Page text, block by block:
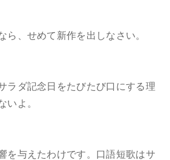
ら、せめて新作を出しなさい。
ラダ記念日をたびたび口にする理
いよ。
を与えたわけです。口語短歌はサ